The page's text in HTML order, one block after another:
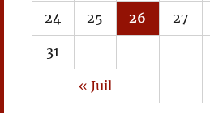
24 25 26 27
31
« Juil